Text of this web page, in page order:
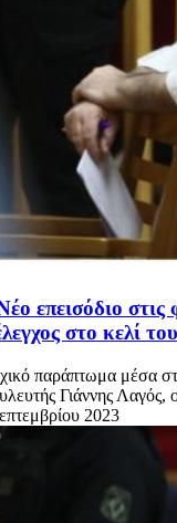
επεισόδιο
στο κελί του
παράπτωμα μέσα
Γιάννης Λαγός, ο
2023